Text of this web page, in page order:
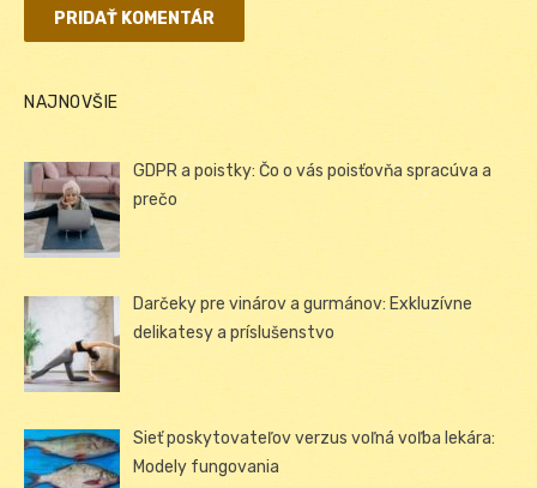
NAJNOVŠIE
GDPR a poistky: Čo o vás poisťovňa spracúva a
prečo
Darčeky pre vinárov a gurmánov: Exkluzívne
delikatesy a príslušenstvo
Sieť poskytovateľov verzus voľná voľba lekára:
Modely fungovania